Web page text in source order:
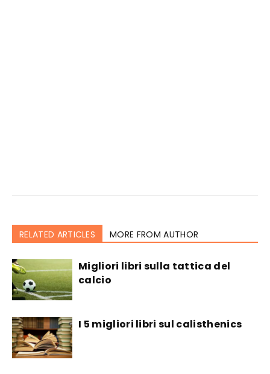
RELATED ARTICLES MORE FROM AUTHOR
Migliori libri sulla tattica del
calcio
I 5 migliori libri sul calisthenics